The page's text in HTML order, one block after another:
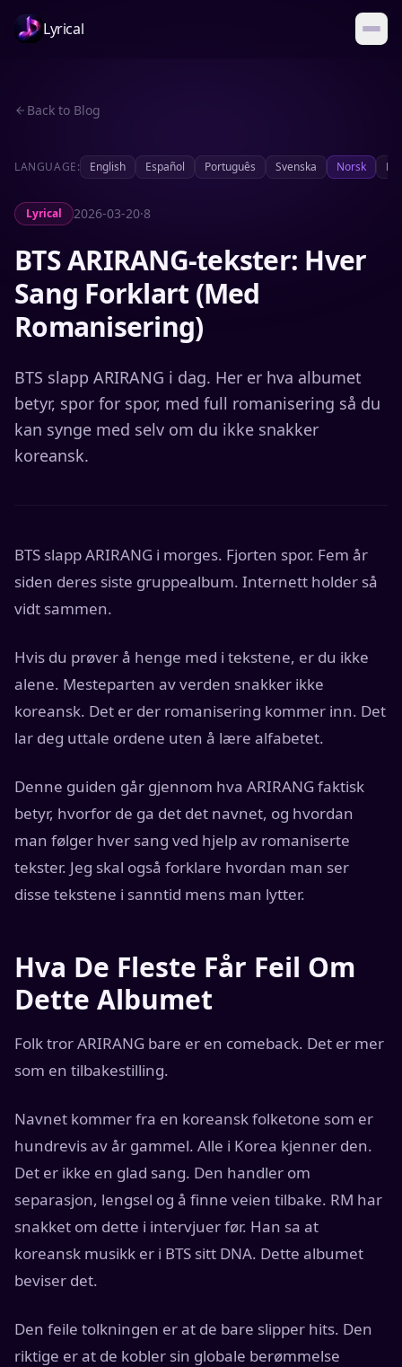
Lyrical
Back to Blog
LANGUAGE: English Español Português Svenska Norsk
Lyrical 2026-03-20·8
BTS ARIRANG-tekster: Hver
Sang Forklart (Med
Romanisering)
BTS slapp ARIRANG i dag. Her er hva albumet
betyr, spor for spor, med full romanisering så du
kan synge med selv om du ikke snakker
koreansk.
BTS slapp ARIRANG i morges. Fjorten spor. Fem år
siden deres siste gruppealbum. Internett holder så
vidt sammen.
Hvis du prøver å henge med i tekstene, er du ikke
alene. Mesteparten av verden snakker ikke
koreansk. Det er der romanisering kommer inn. Det
lar deg uttale ordene uten å lære alfabetet.
Denne guiden går gjennom hva ARIRANG faktisk
betyr, hvorfor de ga det det navnet, og hvordan
man følger hver sang ved hjelp av romaniserte
tekster. Jeg skal også forklare hvordan man ser
disse tekstene i sanntid mens man lytter.
Hva De Fleste Får Feil Om
Dette Albumet
Folk tror ARIRANG bare er en comeback. Det er mer
som en tilbakestilling.
Navnet kommer fra en koreansk folketone som er
hundrevis av år gammel. Alle i Korea kjenner den.
Det er ikke en glad sang. Den handler om
separasjon, lengsel og å finne veien tilbake. RM har
snakket om dette i intervjuer før. Han sa at
koreansk musikk er i BTS sitt DNA. Dette albumet
beviser det.
Den feile tolkningen er at de bare slipper hits. Den
riktige er at de kobler sin globale berømmelse